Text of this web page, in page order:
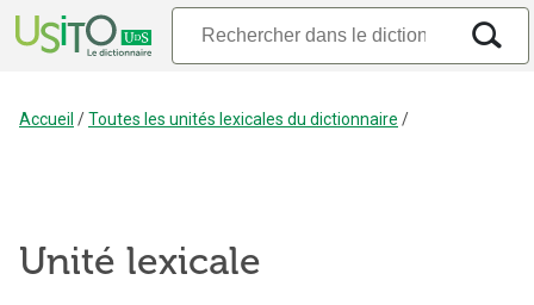
Accueil /Toutes les unités lexicales du dictionnaire /
Unité lexicale